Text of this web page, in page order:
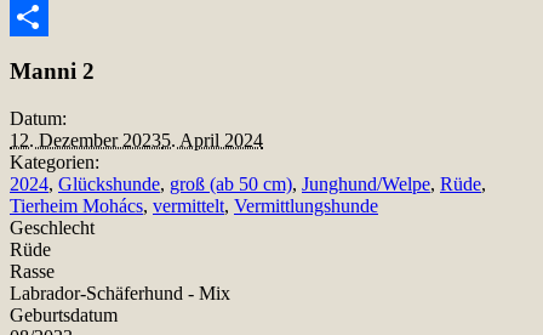
Snapchat
Manni 2
Datum:
12. Dezember 20235. April 2024
Kategorien:
2024, Glückshunde, groß (ab 50 cm), Junghund/Welpe, Rüde,
Tierheim Mohács, vermittelt, Vermittlungshunde
Geschlecht
Rüde
Rasse
Labrador-Schäferhund - Mix
Geburtsdatum